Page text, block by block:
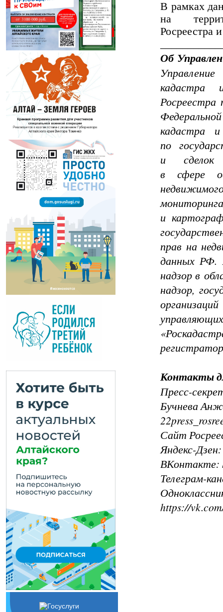
В рамках
на
Росреестра
Об
кадастра
Росреестра
кадастра
по
и сделок
в сфере
и
прав на
данных РФ.
надзор в
надзор,
Контакты
Пресс-
Бучнева
Сайт
Яндекс-
ВКонтакте:
Телеграм-
https://